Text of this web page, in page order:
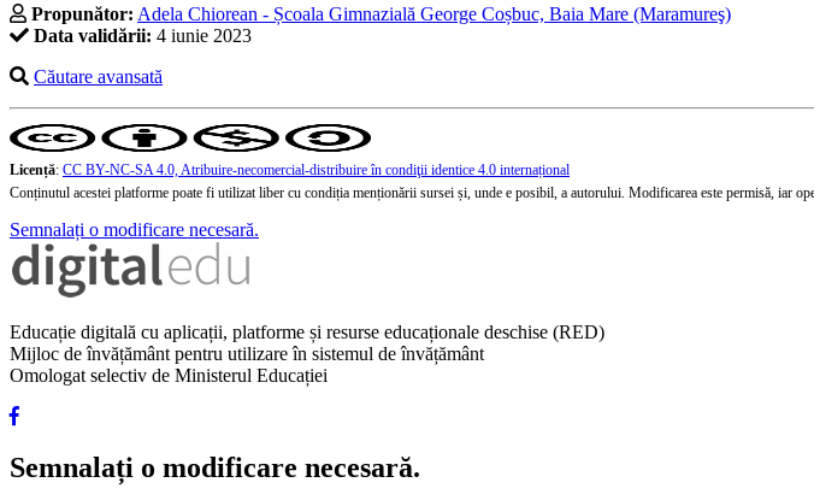
Propunător: Adela Chiorean - Școala Gimnazială George Coșbuc, Baia Mare (Maramureş)
Data validării: 4 iunie 2023
Căutare avansată
Licență: CC BY-NC-SA 4.0, Atribuire-necomercial-distribuire în condiţii identice 4.0 internațional
Conținutul acestei platforme poate fi utilizat liber cu condiția menționării sursei și, unde e posibil, a autorului. Modificarea este permisă, iar
Semnalați o modificare necesară.
Educație digitală cu aplicații, platforme și resurse educaționale deschise (RED)
Mijloc de învățământ pentru utilizare în sistemul de învățământ
Omologat selectiv de Ministerul Educației
Semnalați o modificare necesară.